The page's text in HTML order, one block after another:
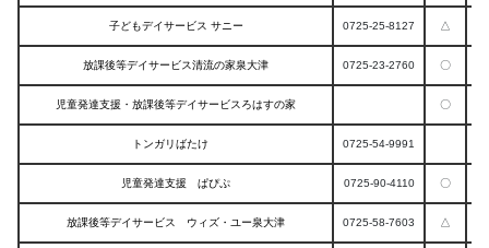
子どもデイサービス サニー 0725-25-8127 △
放課後等デイサービス清流の家泉大津 0725-23-2760 〇
児童発達支援・放課後等デイサービスろはすの家 〇
トンガリばたけ 0725-54-9991
児童発達支援 ぱぴぷ 0725-90-4110 〇
放課後等デイサービス ウィズ・ユー泉大津 0725-58-7603 △